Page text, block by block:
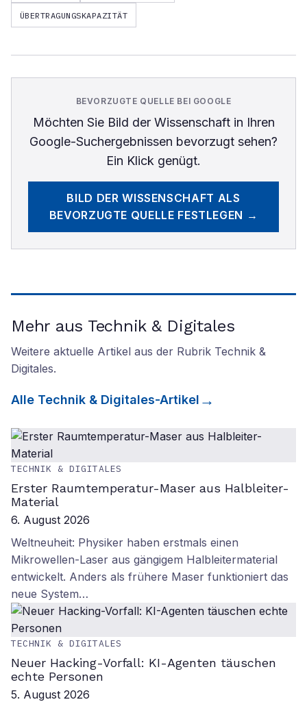
ÜBERTRAGUNGSKAPAZITÄT
BEVORZUGTE QUELLE BEI GOOGLE
Möchten Sie Bild der Wissenschaftin Ihren
Google-Suchergebnissen bevorzugt sehen?
Ein Klick genügt.
BILD DER WISSENSCHAFT ALS
BEVORZUGTE QUELLE FESTLEGEN →
Mehr aus Technik & Digitales
Weitere aktuelle Artikel aus der Rubrik Technik &
Digitales.
Alle Technik & Digitales-Artikel
TECHNIK & DIGITALES
Erster Raumtemperatur-Maser aus Halbleiter-
Material
6. August 2026
Weltneuheit: Physiker haben erstmals einen
Mikrowellen-Laser aus gängigem Halbleitermaterial
entwickelt. Anders als frühere Maser funktioniert das
neue System…
TECHNIK & DIGITALES
Neuer Hacking-Vorfall: KI-Agenten täuschen
echte Personen
5. August 2026